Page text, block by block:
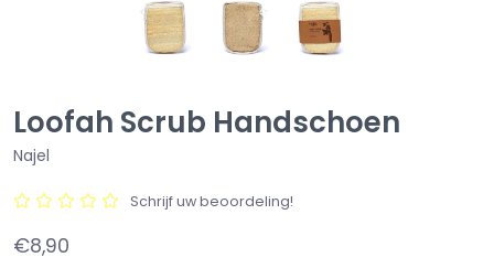
Loofah Scrub Handschoen
Najel
Schrijf uw beoordeling!
€8,90